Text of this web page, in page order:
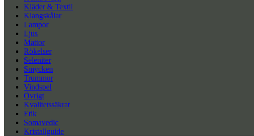
Kläder & Textil
Klangskålar
Lampor
Ljus
Mattor
Rökelser
Seleniter
Smycken
Trummor
Vindspel
Övrigt
Kvalitetssäkrat
Etik
Somavedic
Kristallguide